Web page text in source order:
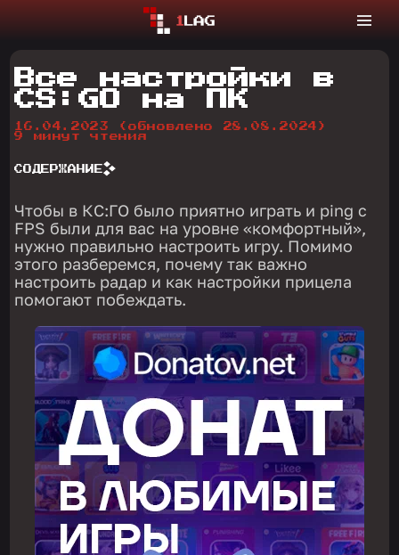
Все настройки в
CS:GO на ПК
16.04.2023
(обновлено 28.08.2024)
9 минут чтения
СОДЕРЖАНИЕ
Чтобы в КС:ГО было приятно играть и ping с
FPS были для вас на уровне «комфортный»,
нужно правильно настроить игру. Помимо
этого разберемся, почему так важно
настроить радар и как настройки прицела
помогают побеждать.